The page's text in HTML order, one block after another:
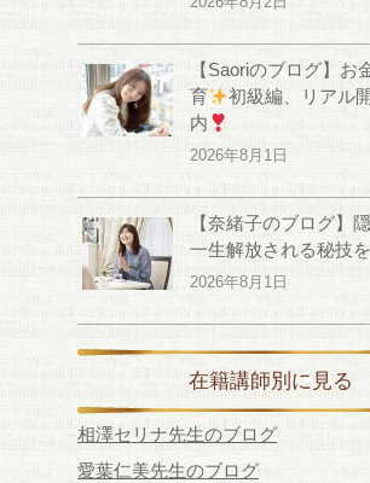
【Saoriのブログ】お
育
初級編、リアル
内
2026年8月1日
【奈緒子のブログ】
一生解放される秘技を
2026年8月1日
在籍講師別に見る
相澤セリナ先生のブログ
愛葉仁美先生のブログ